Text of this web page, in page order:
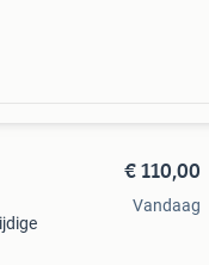
€ 110,00
Vandaag